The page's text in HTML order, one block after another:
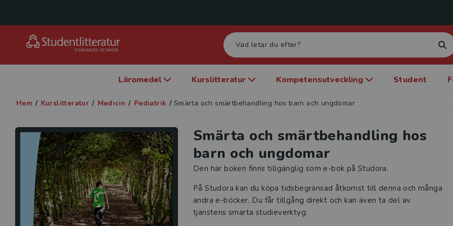
Läromedel Kurslitteratur Kompetensutveckling Student
Hem / Kurslitteratur / Medicin / Pediatrik / Smärta och smärtbehandling hos barn och ungdomar
Smärta och smärtbehandling hos
barn och ungdomar
Den här boken finns tillgänglig som e-bok på Studora.
På Studora kan du köpa tidsbegränsad åtkomst till denna och många
andra e-böcker. Du får tillgång direkt och kan även ta del av
tjänstens smarta studieverktyg.